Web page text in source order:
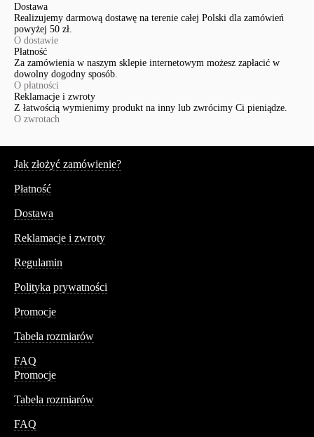
Dostawa
Realizujemy darmową dostawę na terenie całej Polski dla zamówień
powyżej 50 zł.
O dostawie
Płatność
Za zamówienia w naszym sklepie internetowym możesz zapłacić w
dowolny dogodny sposób.
O płatności
Reklamacje i zwroty
Z łatwością wymienimy produkt na inny lub zwrócimy Ci pieniądze.
O zwrotach
Jak złożyć zamówienie?
Płatność
Dostawa
Reklamacje i zwroty
Regulamin
Polityka prywatności
Promocje
Tabela rozmiarów
FAQ
Promocje
Tabela rozmiarów
FAQ